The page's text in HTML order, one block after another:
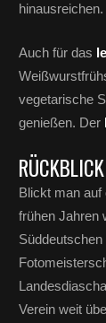
hinausreichen.
Auch für das
vegetarische
genießen. Der
Blickt man auf
frühen Jahren
Verein weit